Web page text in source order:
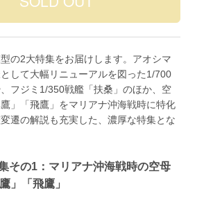
の2大特集をお届けします。アオシマ
して大幅リニューアルを図った1/700
フジミ1/350戦艦「扶桑」のほか、空
」「飛鷹」をマリアナ沖海戦時に特化
遷の解説も充実した、濃厚な特集とな
その1：マリアナ沖海戦時の空母
」「飛鷹」